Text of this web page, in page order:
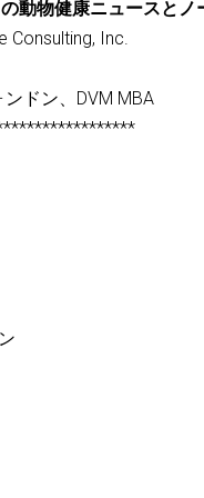
動物健康ニュースとノ
Consulting, Inc.
ドン、DVM MBA